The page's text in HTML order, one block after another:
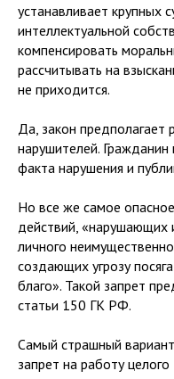
устанавливает крупных
интеллектуальной
компенсировать
рассчитывать на
не приходится.
Да, закон предполагает
нарушителей. Гражданин
факта нарушения и
Но все же самое
действий, «нарушающих
личного
создающих угрозу
благо». Такой запрет
статьи 150 ГК РФ.
Самый страшный
запрет на работу